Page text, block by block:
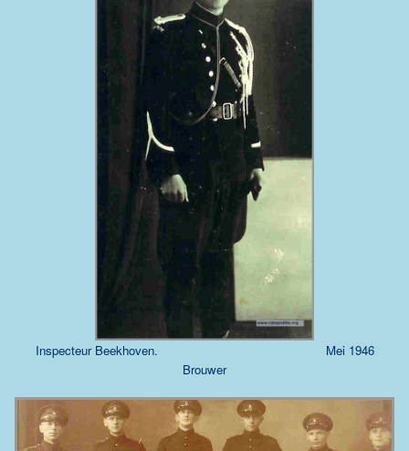
Inspecteur Beekhoven. Mei 1946
Brouwer